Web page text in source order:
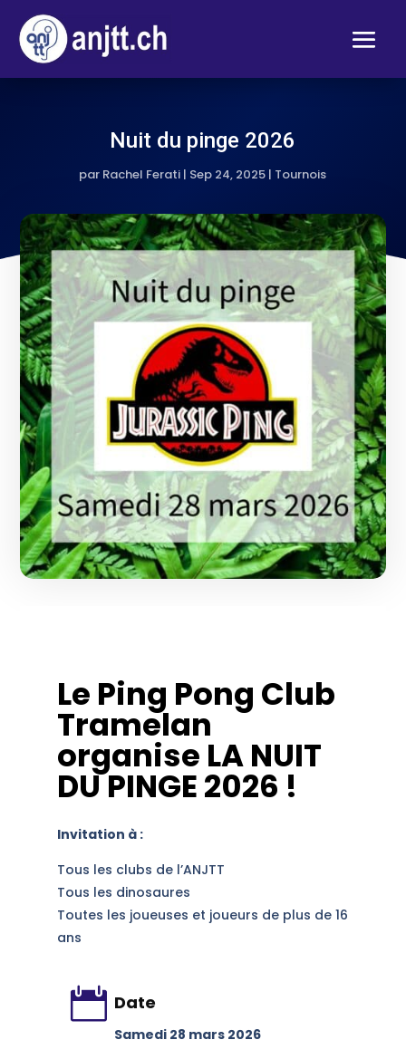
Nuit du pinge 2026
par Rachel Ferati | Sep 24, 2025 | Tournois
Le Ping Pong Club
Tramelan
organise LA NUIT
DU PINGE 2026 !
Invitation à :
Tous les clubs de l’ANJTT
Tous les dinosaures
Toutes les joueuses et joueurs de plus de 16
ans
 Date
Samedi 28 mars 2026